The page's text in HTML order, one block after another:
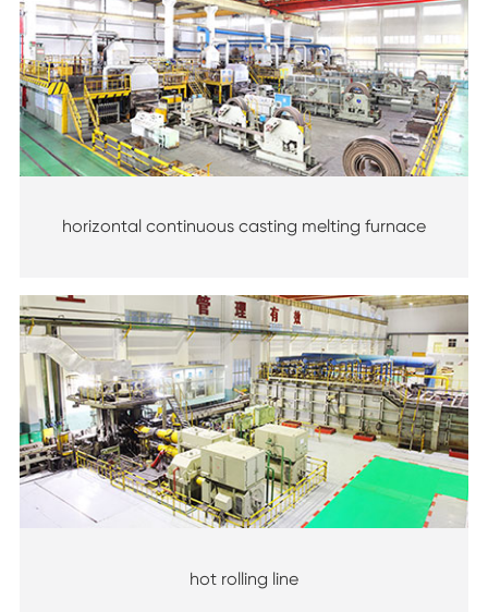
horizontal continuous casting melting furnace
hot rolling line